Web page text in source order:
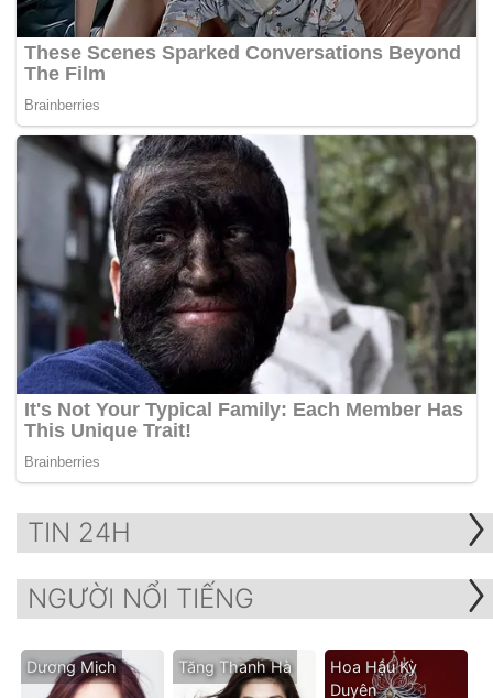
TIN 24H
NGƯỜI NỔI TIẾNG
Dương Mịch Tăng Thanh Hà
Hoa Hậu Kỳ
Duyên